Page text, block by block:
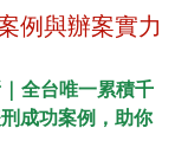
例與辦案實力
| 全台唯一累積千
成功案例，助你